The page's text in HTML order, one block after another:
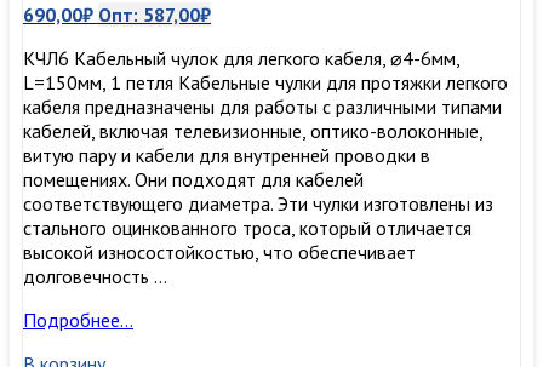
690,00₽ Опт: 587,00₽
КЧЛ6 Кабельный чулок для легкого кабеля, ⌀4-6мм,
L=150мм, 1 петля Кабельные чулки для протяжки легкого
кабеля предназначены для работы с различными типами
кабелей, включая телевизионные, оптико-волоконные,
витую пару и кабели для внутренней проводки в
помещениях. Они подходят для кабелей
соответствующего диаметра. Эти чулки изготовлены из
стального оцинкованного троса, который отличается
высокой износостойкостью, что обеспечивает
долговечность …
КЧЛ6
Подробнее…